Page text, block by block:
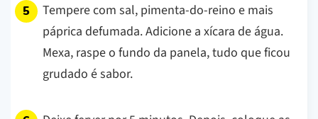
Tempere com sal, pimenta-do-reino e mais
páprica defumada. Adicione a xícara de água.
Mexa, raspe o fundo da panela, tudo que ficou
grudado é sabor.